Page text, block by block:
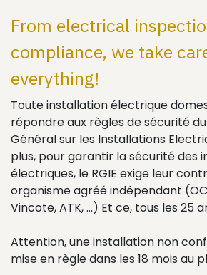
From electrical
compliance, we take
everything!
Toute installation électrique
répondre aux règles de sécurité
Général sur les Installations
plus, pour garantir la sécurité des
électriques, le RGIE exige leur
organisme agréé indépendant
Vincote, ATK, ...) Et ce, tous les 25
Attention, une installation non
mise en règle dans les 18 mois au